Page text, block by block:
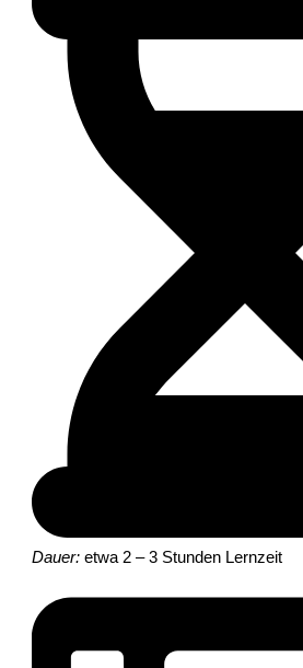
Dauer: etwa 2 – 3 Stunden Lernzeit